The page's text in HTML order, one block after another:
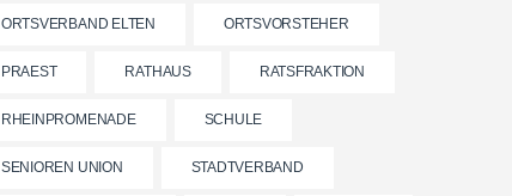
ORTSVERBAND ELTEN ORTSVORSTEHER
PRAEST RATHAUS RATSFRAKTION
RHEINPROMENADE SCHULE
SENIOREN UNION STADTVERBAND